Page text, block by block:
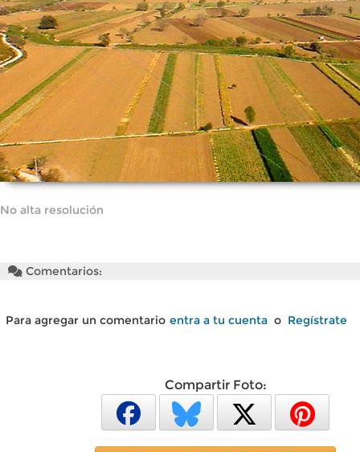
No alta resolución
Comentarios:
Para agregar un comentario entra a tu cuenta o Regístrate
Compartir Foto: